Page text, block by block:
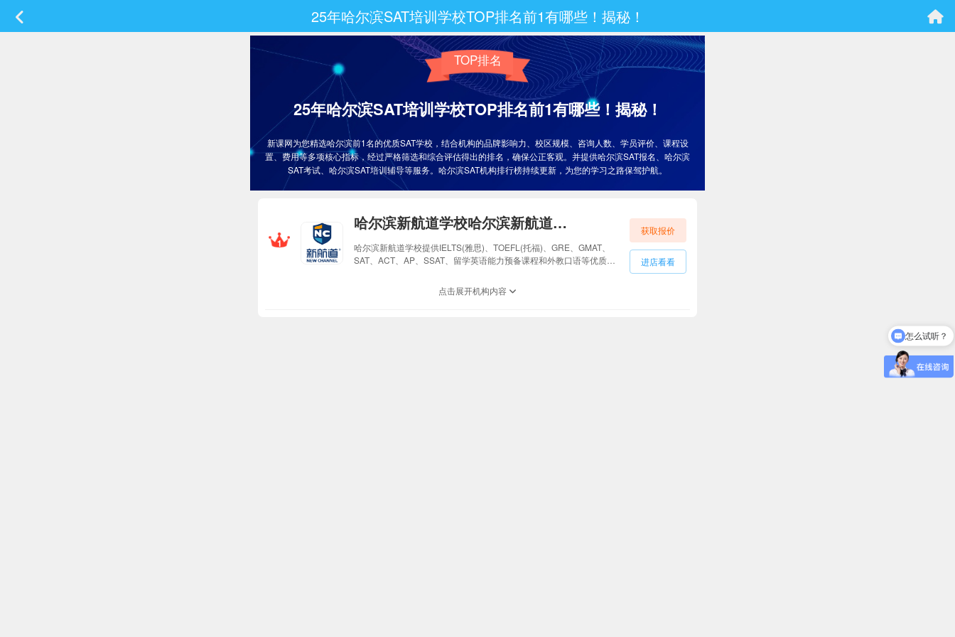
25年哈尔滨SAT培训学校TOP排名前1有哪些！揭秘！
TOP排名
25年哈尔滨SAT培训学校TOP排名前1有哪些！揭秘！
新课网为您精选哈尔滨前1名的优质SAT学校，结合机构的品牌影响力、校区规模、咨询人数、学员评价、课程设
置、费用等多项核心指标，经过严格筛选和综合评估得出的排名，确保公正客观。并提供哈尔滨SAT报名、哈尔滨
SAT考试、哈尔滨SAT培训辅导等服务。哈尔滨SAT机构排行榜持续更新，为您的学习之路保驾护航。
1
哈尔滨新航道学校哈尔滨新航道学校
哈尔滨新航道学校提供IELTS(雅思)、TOEFL(托福)、GRE、GMAT、
SAT、ACT、AP、SSAT、留学英语能力预备课程和外教口语等优质出
案，希望学员通过不断学习提升英语能力和考试成绩，同时熟练掌握
海外学习所需的批判性思维、社会交往和团队协作能力。个性化、精
获取报价
进店看看
点击展开机构内容
怎么试听？